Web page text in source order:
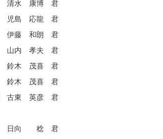
清水 康博 君
児島 応龍 君
伊藤 和朗 君
山内 孝夫 君
鈴木 茂喜 君
鈴木 茂喜 君
古東 英彦 君
日向 稔 君